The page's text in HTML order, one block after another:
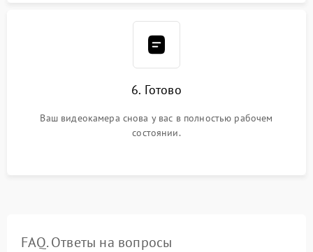
6. Готово
Ваш видеокамера снова у вас в полностью рабочем
состоянии.
FAQ. Ответы на вопросы